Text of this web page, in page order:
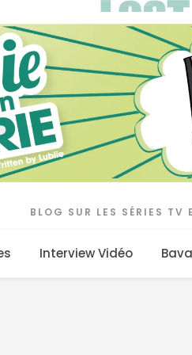
BLOG SUR LES SÉRIES TV
Interview Vidéo